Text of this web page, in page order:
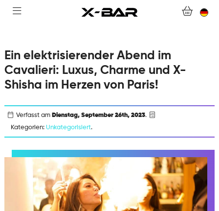
ABONNEMENTS
KONTAKTIERE UNS.
FAQ.
WERDEN SIE X-BAR-GROSSHÄNDLER
MEIN KONTO
Ein elektrisierender Abend im
Cavalieri: Luxus, Charme und X-
Shisha im Herzen von Paris!
Verfasst am Dienstag, September 26th, 2023.
Kategorien: Unkategorisiert.